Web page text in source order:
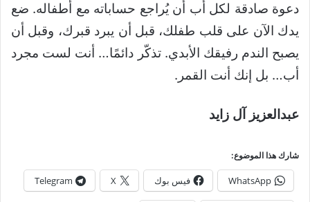
دعوة صادقة لكل أب أن يُراجع حساباته مع أطفاله. ضع
يدك الآن على قلب طفلك، قبل أن يبرد قبرك، وقبل أن
يصبح الندم رفيقك الأبدي. تذكّر دائمًا… أنت لست مجرد
أب… بل إنك أنت القمر.
عبدالعزيز آل زايد
شارك هذا الموضوع:
WhatsApp فيس بوك X
Telegram